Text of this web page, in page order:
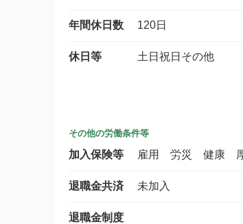
年間休日数 120日
休日等 土日祝日その他
その他の労働条件等
加入保険等 雇用 労災 健康
退職金共済 未加入
退職金制度